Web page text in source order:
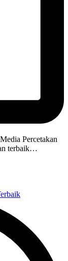
Percetakan
terbaik…